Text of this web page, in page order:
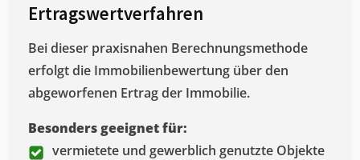
Ertragswertverfahren
Bei dieser praxisnahen Berechnungsmethode
erfolgt die Immobilienbewertung über den
abgeworfenen Ertrag der Immobilie.
Besonders geeignet für:
vermietete und gewerblich genutzte Objekte